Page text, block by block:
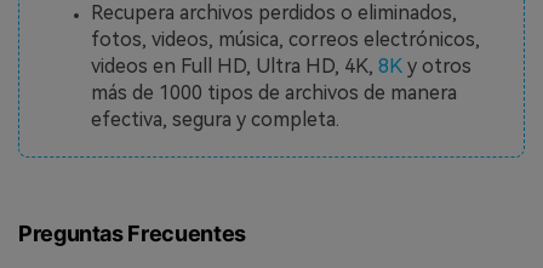
Recupera archivos perdidos o eliminados,
fotos, videos, música, correos electrónicos,
videos en Full HD, Ultra HD, 4K,8K y otros
más de 1000 tipos de archivos de manera
efectiva, segura y completa.
Preguntas Frecuentes